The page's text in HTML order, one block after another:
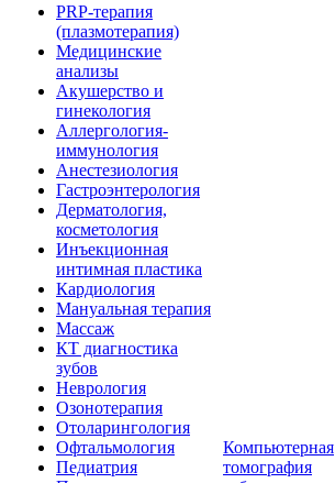
PRP-терапия
(плазмотерапия)
Медицинские
анализы
Акушерство и
гинекология
Аллергология-
иммунология
Анестезиология
Гастроэнтерология
Дерматология,
косметология
Инъекционная
интимная пластика
Кардиология
Мануальная терапия
Массаж
КТ диагностика
зубов
Неврология
Озонотерапия
Отоларингология
Офтальмология
Педиатрия
Компьютерная
томография